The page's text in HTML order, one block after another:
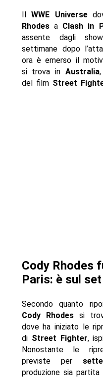
IlWWE Universe
Rhodesa Clash in
assente dagli
settimane dopo
ora è emerso il
si trova in Australia
del film Street
Cody Rhodes
Paris: è sul
Secondo quanto
Cody Rhodessi
dove ha iniziato le
di Street Fighter,
Nonostante le
previste per
produzione sia partita